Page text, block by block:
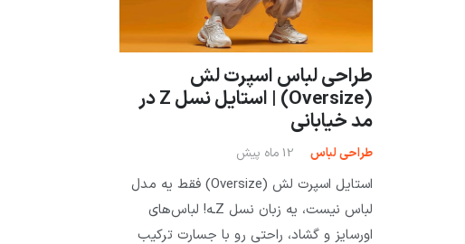
طراحی لباس اسپرت لش
(Oversize) | استایل نسل Z در
مد خیابانی
طراحی لباس 12 ماه پیش
استایل اسپرت لش (Oversize) فقط یه مدل
لباس نیست، یه زبان نسل Zـه! لباس‌های
اورسایز و گشاد، راحتی رو با جسارت ترکیب